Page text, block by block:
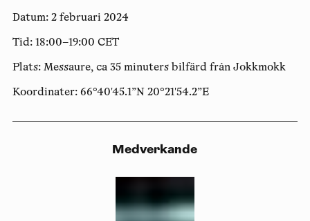
Datum: 2 februari 2024
Tid: 18:00–19:00 CET
Plats: Messaure, ca 35 minuters bilfärd från Jokkmokk
Koordinater: 66°40'45.1”N 20°21'54.2”E
Medverkande